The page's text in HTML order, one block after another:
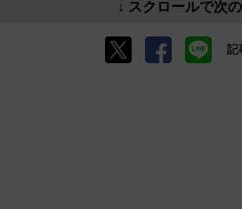
↓ スクロールで次
記